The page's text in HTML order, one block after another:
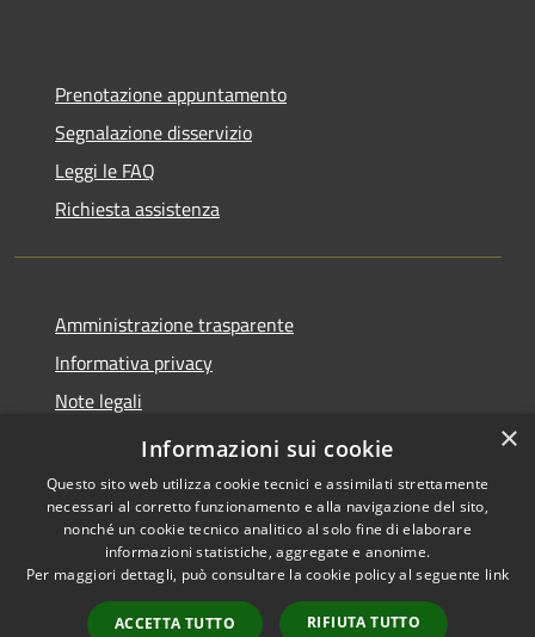
Prenotazione appuntamento
Segnalazione disservizio
Leggi le FAQ
Richiesta assistenza
Amministrazione trasparente
Informativa privacy
Note legali
Dichiarazione di accessibilità
Accessibilità
Copyright © 2026 • Comune di
Casale Cremasco-Vidolasco •
Powered byMunicipium
×
Informazioni sui cookie
Questo sito web utilizza cookie tecnici e assimilati strettamente
necessari al corretto funzionamento e alla navigazione del sito,
nonché un cookie tecnico analitico al solo fine di elaborare
informazioni statistiche, aggregate e anonime.
Per maggiori dettagli, può consultare la cookie policy al seguente link
ACCETTA TUTTO RIFIUTA TUTTO